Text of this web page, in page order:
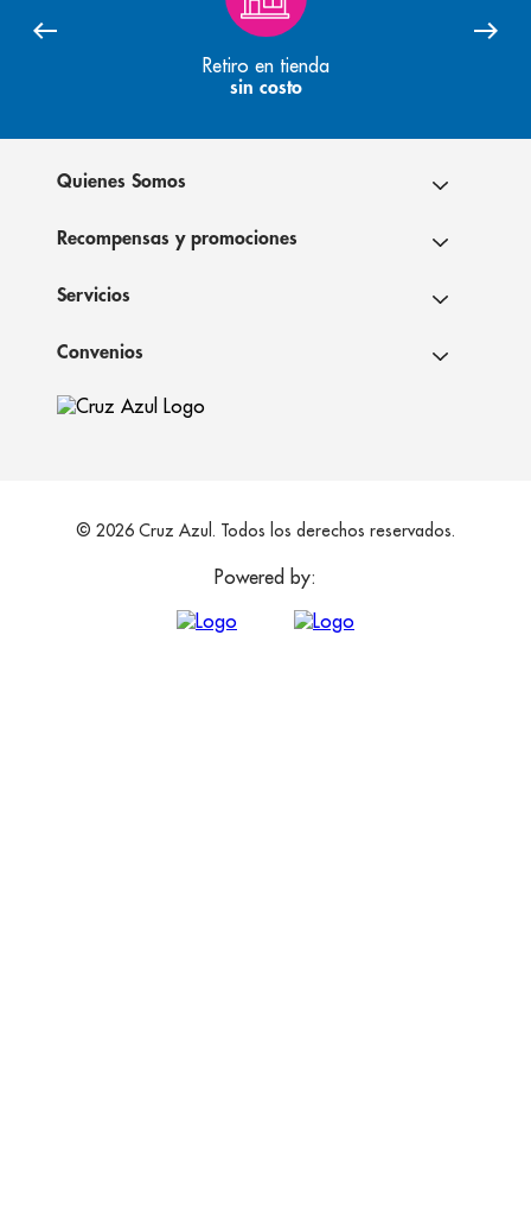
Retiro en tienda
sin costo
Quienes Somos
Recompensas y promociones
Servicios
Convenios
© 2026 Cruz Azul. Todos los derechos reservados.
Powered by: